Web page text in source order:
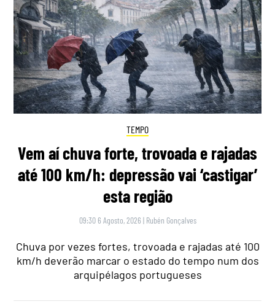
TEMPO
Vem aí chuva forte, trovoada e rajadas
até 100 km/h: depressão vai ‘castigar’
esta região
09:30 6 Agosto, 2026 | Rubén Gonçalves
Chuva por vezes fortes, trovoada e rajadas até 100
km/h deverão marcar o estado do tempo num dos
arquipélagos portugueses